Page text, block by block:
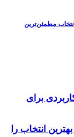
مطمئن‌ترین
برای
انتخاب را